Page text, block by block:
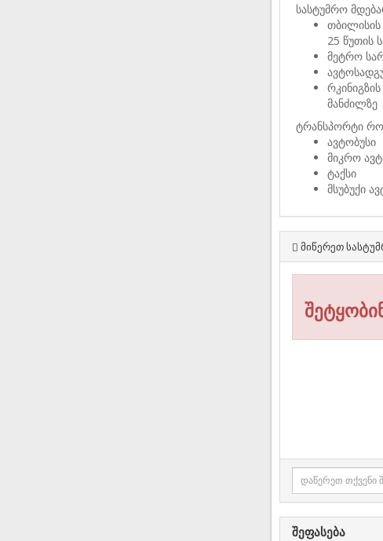
სასტუმრო
25 წუთის
მეტრო
მანძილზე
ტრანსპორტი
ავტობუსი
მიკრო
ტაქსი
მსუბუქი
მიწერეთ
შეფასება